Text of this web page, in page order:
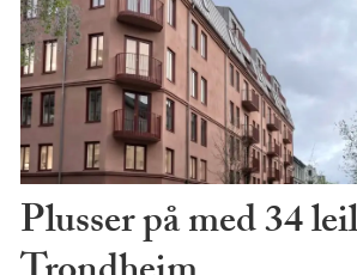
Plusser på med 34